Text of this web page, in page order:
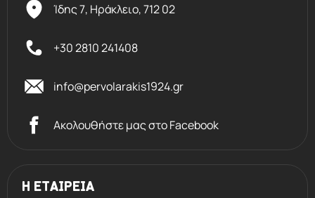
Ίδης 7, Ηράκλειο,712 02
+30 2810 241408
info@pervolarakis1924.gr
Ακολουθήστε μας στο Facebook
Η ΕΤΑΙΡΕΙΑ